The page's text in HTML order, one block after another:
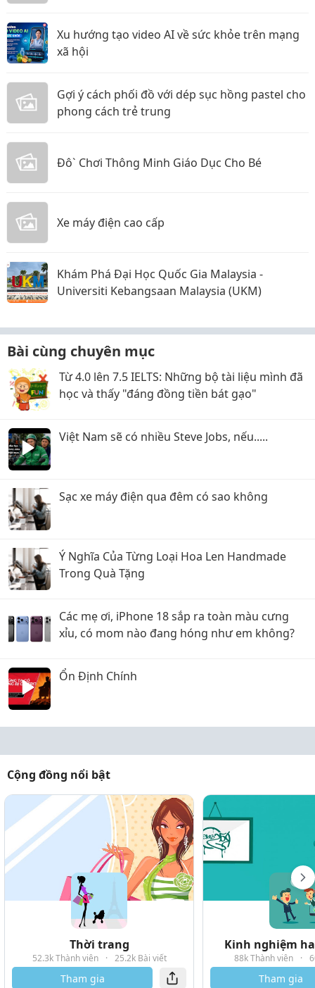
Xu hướng tạo video AI về sức khỏe trên mạng
xã hội
Gợi ý cách phối đồ với dép sục hồng pastel cho
phong cách trẻ trung
Đô` Chơi Thông Minh Giáo Dục Cho Bé
Xe máy điện cao cấp
Khám Phá Đại Học Quốc Gia Malaysia -
Universiti Kebangsaan Malaysia (UKM)
Bài cùng chuyên mục
Từ 4.0 lên 7.5 IELTS: Những bộ tài liệu mình đã
học và thấy "đáng đồng tiền bát gạo"
Việt Nam sẽ có nhiều Steve Jobs, nếu.....
Sạc xe máy điện qua đêm có sao không
Ý Nghĩa Của Từng Loại Hoa Len Handmade
Trong Quà Tặng
Các mẹ ơi, iPhone 18 sắp ra toàn màu cưng
xỉu, có mom nào đang hóng như em không?
Ổn Định Chính
Cộng đồng nổi bật
Thời trang
52.3k Thành viên · 25.2k Bài viết
Tham gia
Kinh nghiệm
88k Thành viên ·
Tham gia